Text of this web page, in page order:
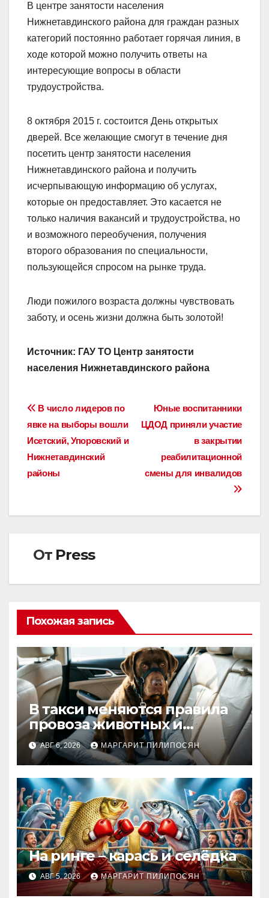
В центре занятости населения
Нижнетавдинского района для граждан разных
категорий постоянно работает горячая линия, в
ходе которой можно получить ответы на
интересующие вопросы в области
трудоустройства.
8 октября 2015 г. состоится День открытых
дверей. Все желающие смогут в течение дня
посетить центр занятости населения
Нижнетавдинского района и получить
исчерпывающую информацию об услугах,
которые он предоставляет. Это касается не
только наличия вакансий и трудоустройства, но
и возможного переобучения, получения
второго образования по специальности,
пользующейся спросом на рынке труда.
Люди пожилого возраста должны чувствовать
заботу, и осень жизни должна быть золотой!
Источник: ГАУ ТО Центр занятости
населения Нижнетавдинского района
Навигация
по
записям
Юные воспитанники
ЦДОД приняли участие
в закрытии
реабилитационной
смены для инвалидов
В число лидеров по
явке на выборы вошли
Исетский, Упоровский и
Нижнетавдинский
районы
От Press
Похожая запись
В такси меняются правила
провоза животных и
багажа: что важно знать
АВГ 6, 2026 МАРГАРИТ ПИЛИПОСЯН
На ринге – карась и селёдка
АВГ 5, 2026 МАРГАРИТ ПИЛИПОСЯН